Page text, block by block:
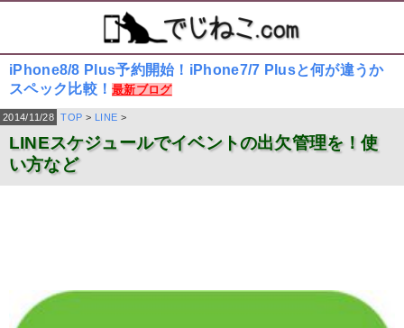
iPhone8/8 Plus予約開始！iPhone7/7 Plusと何が違うか
スペック比較！最新ブログ
2014/11/28 TOP > LINE >
LINEスケジュールでイベントの出欠管理を！使
い方など